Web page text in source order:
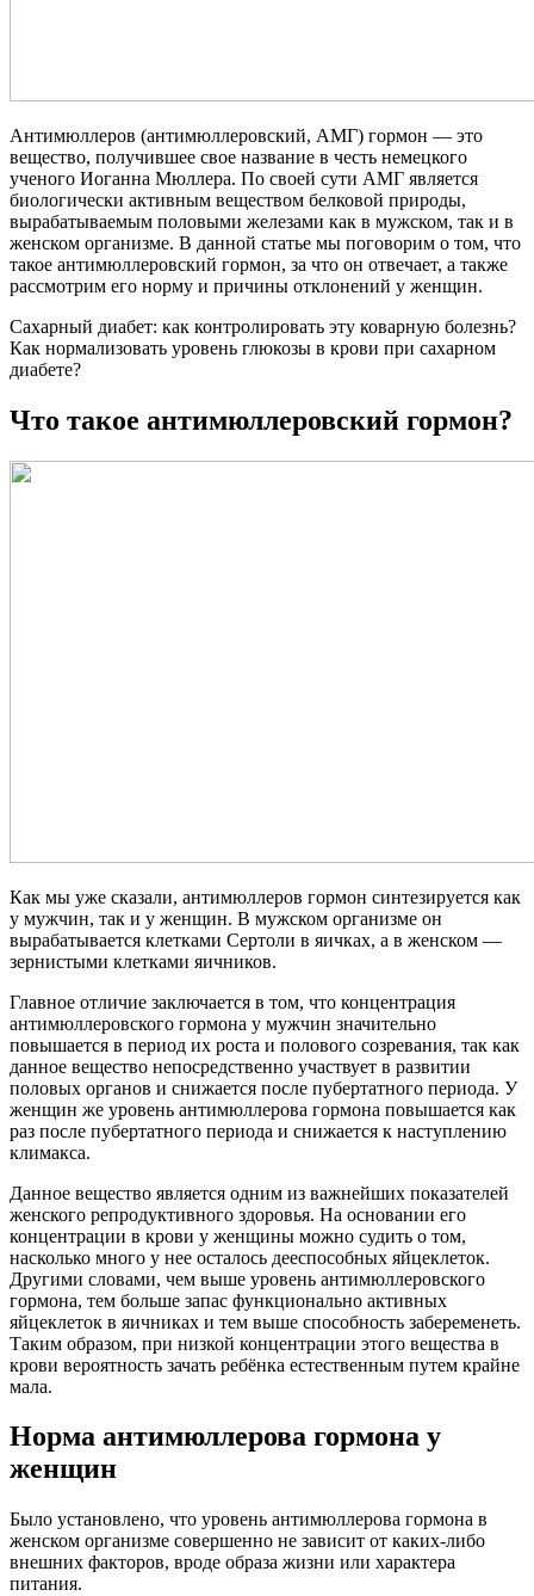
Антимюллеров (антимюллеровский, АМГ) гормон — это
вещество, получившее свое название в честь немецкого
ученого Иоганна Мюллера. По своей сути АМГ является
биологически активным веществом белковой природы,
вырабатываемым половыми железами как в мужском, так и в
женском организме. В данной статье мы поговорим о том, что
такое антимюллеровский гормон, за что он отвечает, а также
рассмотрим его норму и причины отклонений у женщин.
Сахарный диабет: как контролировать эту коварную болезнь?
Как нормализовать уровень глюкозы в крови при сахарном
диабете?
Что такое антимюллеровский гормон?
Как мы уже сказали, антимюллеров гормон синтезируется как
у мужчин, так и у женщин. В мужском организме он
вырабатывается клетками Сертоли в яичках, а в женском —
зернистыми клетками яичников.
Главное отличие заключается в том, что концентрация
антимюллеровского гормона у мужчин значительно
повышается в период их роста и полового созревания, так как
данное вещество непосредственно участвует в развитии
половых органов и снижается после пубертатного периода. У
женщин же уровень антимюллерова гормона повышается как
раз после пубертатного периода и снижается к наступлению
климакса.
Данное вещество является одним из важнейших показателей
женского репродуктивного здоровья. На основании его
концентрации в крови у женщины можно судить о том,
насколько много у нее осталось дееспособных яйцеклеток.
Другими словами, чем выше уровень антимюллеровского
гормона, тем больше запас функционально активных
яйцеклеток в яичниках и тем выше способность забеременеть.
Таким образом, при низкой концентрации этого вещества в
крови вероятность зачать ребёнка естественным путем крайне
мала.
Норма антимюллерова гормона у
женщин
Было установлено, что уровень антимюллерова гормона в
женском организме совершенно не зависит от каких-либо
внешних факторов, вроде образа жизни или характера
питания.